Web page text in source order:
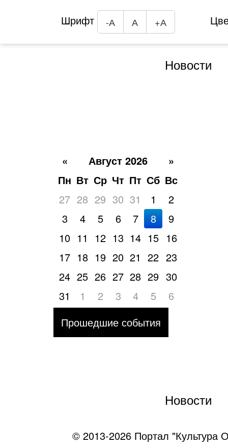
Шрифт -А А +А
Новости
« Август 2026
»
Пн Вт Ср Чт Пт Сб Вс
27 28 29 30 31 1
2
3
4 5 6 7 8
9
10 11 12 13 14 15 16
17 18 19 20 21 22 23
24 25 26 27 28 29 30
31
1 2 3 4 5
6
Прошедшие события
Новости
© 2013-2026 Портал "Культура